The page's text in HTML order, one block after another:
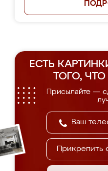
ЕСТЬ
ТОГО,
Присылайте —
Прикрепить